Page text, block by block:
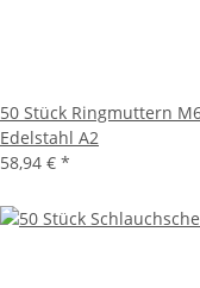
50 Stück Ringmuttern
Edelstahl A2
58,94 € *